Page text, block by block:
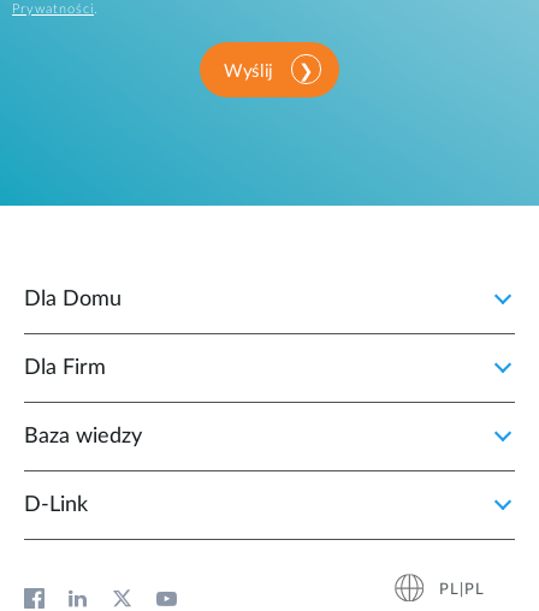
Prywatności
Wyślij
Dla Domu
Dla Firm
Baza wiedzy
D‑Link
PL|PL